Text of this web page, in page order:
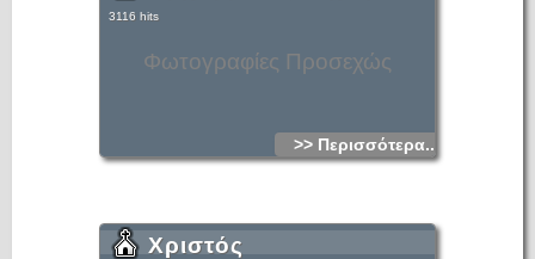
Φωτογραφίες Προσεχώς
3116 hits
>> Περισσότερα...
Χριστός